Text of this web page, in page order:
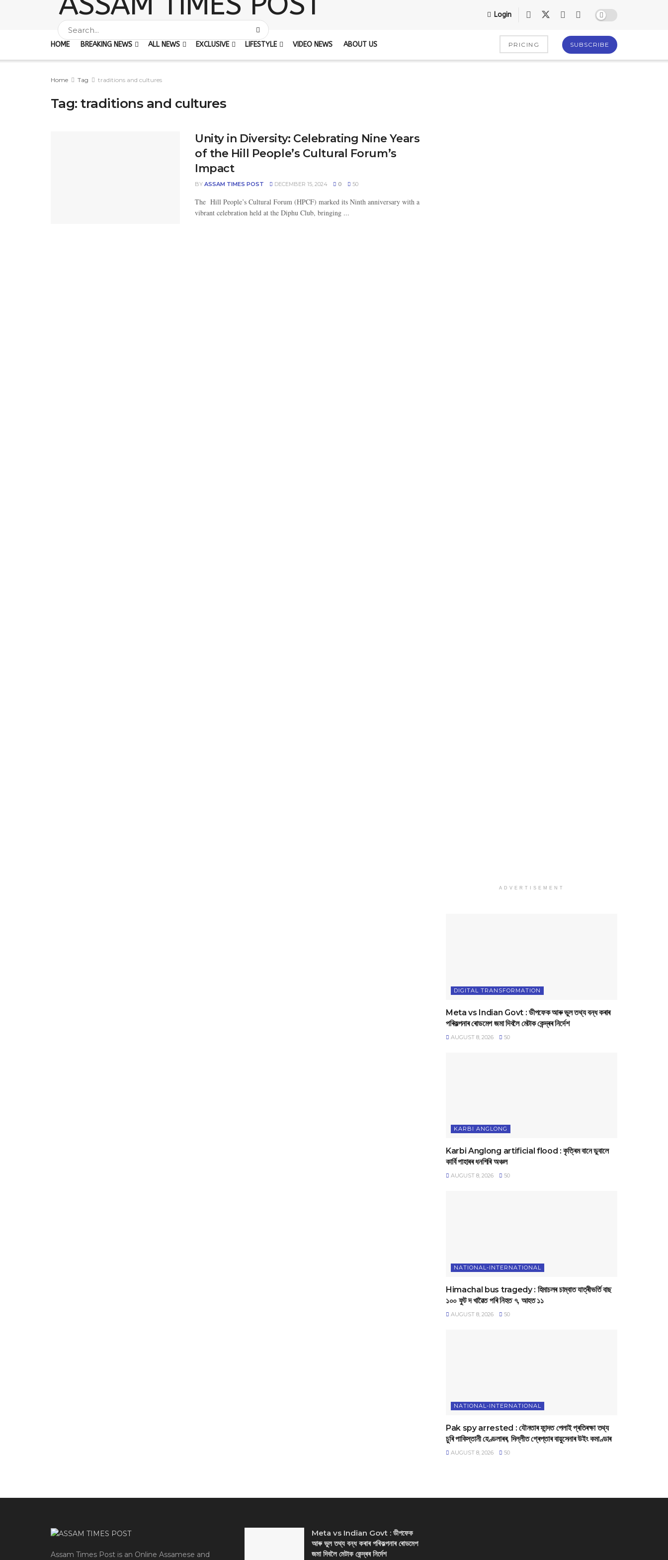
Login
HOME BREAKING NEWS ALL NEWS EXCLUSIVE LIFESTYLE VIDEO NEWS ABOUT US PRICING SUBSCRIBE
Home Tag traditions and cultures
Tag:traditions and cultures
Unity in Diversity: Celebrating Nine Years
of the Hill People’s Cultural Forum’s
Impact
BY ASSAM TIMES POST DECEMBER 15, 2024 0 50
The Hill People’s Cultural Forum (HPCF) marked its Ninth anniversary with a
vibrant celebration held at the Diphu Club, bringing ...
ADVERTISEMENT
DIGITAL TRANSFORMATION
Meta vs Indian Govt : ডীপফেক আৰু ভুল তথ্য বন্ধ কৰাৰ
পৰিকল্পনাৰ ৰোডমেপ জমা দিবলৈ মেটাক কেন্দ্ৰৰ নিৰ্দেশ
AUGUST 8, 2026 50
KARBI ANGLONG
Karbi Anglong artificial flood : কৃত্ৰিম বানে ডুবালে
কাৰ্বি পাহাৰৰ ধনশিৰি অঞ্চল
AUGUST 8, 2026 50
NATIONAL-INTERNATIONAL
Himachal bus tragedy : হিমাচলৰ চাম্বাত যাত্ৰীভৰ্তি বাছ
১০০ ফুট দ খাৱৈত পৰি নিহত ৭, আহত ১১
AUGUST 8, 2026 50
NATIONAL-INTERNATIONAL
Pak spy arrested : যৌনতাৰ ফান্দত পেলাই প্ৰতিৰক্ষা তথ্য
চুৰি পাকিস্তানী হেণ্ডলাৰৰ, দিল্লীত গ্ৰেপ্তাৰ বায়ুসেনাৰ উইং কমাণ্ডাৰ
AUGUST 8, 2026 50
Assam Times Post is an Online Assamese and
Meta vs Indian Govt : ডীপফেক
আৰু ভুল তথ্য বন্ধ কৰাৰ পৰিকল্পনাৰ ৰোডমেপ
জমা দিবলৈ মেটাক কেন্দ্ৰৰ নিৰ্দেশ